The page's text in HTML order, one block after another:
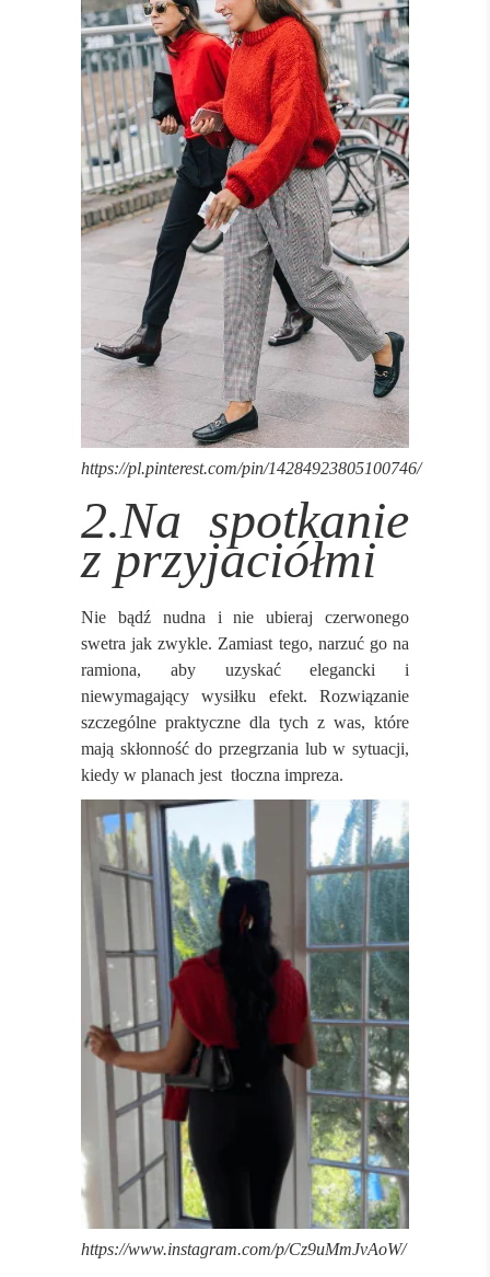
https://pl.pinterest.com/pin/14284923805100746/
2.Na spotkanie
z przyjaciółmi
Nie bądź nudna i nie ubieraj czerwonego
swetra jak zwykle. Zamiast tego, narzuć go na
ramiona, aby uzyskać elegancki i
niewymagający wysiłku efekt. Rozwiązanie
szczególne praktyczne dla tych z was, które
mają skłonność do przegrzania lub w sytuacji,
kiedy w planach jest tłoczna impreza.
https://www.instagram.com/p/Cz9uMmJvAoW/